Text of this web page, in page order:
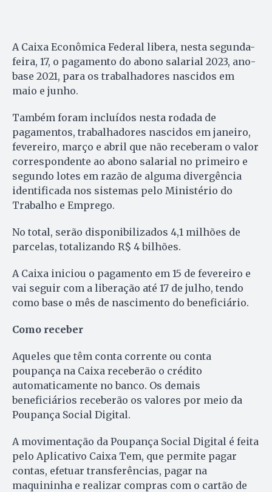
A Caixa Econômica Federal libera, nesta segunda-
feira, 17, o pagamento do abono salarial 2023, ano-
base 2021, para os trabalhadores nascidos em
maio e junho.
Também foram incluídos nesta rodada de
pagamentos, trabalhadores nascidos em janeiro,
fevereiro, março e abril que não receberam o valor
correspondente ao abono salarial no primeiro e
segundo lotes em razão de alguma divergência
identificada nos sistemas pelo Ministério do
Trabalho e Emprego.
No total, serão disponibilizados 4,1 milhões de
parcelas, totalizando R$ 4 bilhões.
A Caixa iniciou o pagamento em 15 de fevereiro e
vai seguir com a liberação até 17 de julho, tendo
como base o mês de nascimento do beneficiário.
Como receber
Aqueles que têm conta corrente ou conta
poupança na Caixa receberão o crédito
automaticamente no banco. Os demais
beneficiários receberão os valores por meio da
Poupança Social Digital.
A movimentação da Poupança Social Digital é feita
pelo Aplicativo Caixa Tem, que permite pagar
contas, efetuar transferências, pagar na
maquininha e realizar compras com o cartão de